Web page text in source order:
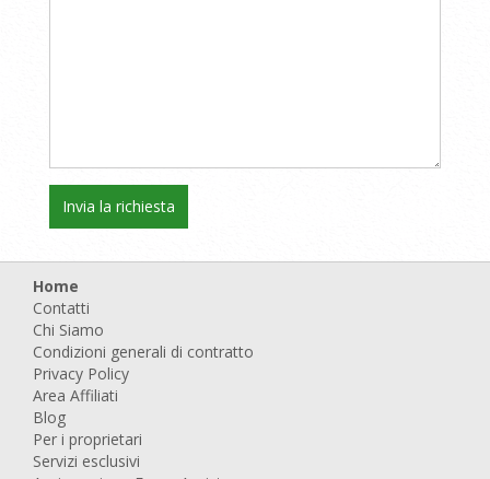
Home
Contatti
Chi Siamo
Condizioni generali di contratto
Privacy Policy
Area Affiliati
Blog
Per i proprietari
Servizi esclusivi